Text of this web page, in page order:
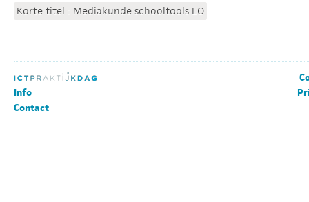
Korte titel : Mediakunde schooltools LO
Info
Contact